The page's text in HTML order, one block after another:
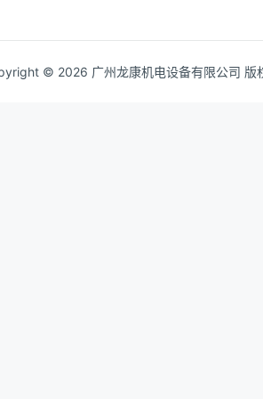
© 2026 广州龙康机电设备有限公司 版